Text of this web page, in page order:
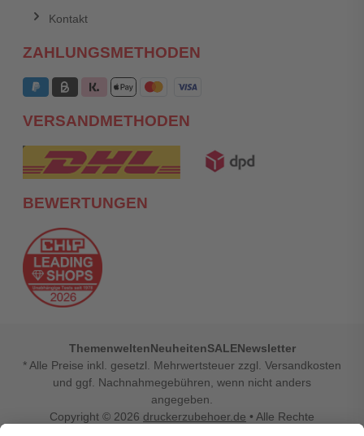
Kontakt
ZAHLUNGSMETHODEN
VERSANDMETHODEN
BEWERTUNGEN
ThemenweltenNeuheitenSALENewsletter
* Alle Preise inkl. gesetzl. Mehrwertsteuer zzgl. Versandkosten
und ggf. Nachnahmegebühren, wenn nicht anders
angegeben.
Copyright © 2026 druckerzubehoer.de • Alle Rechte